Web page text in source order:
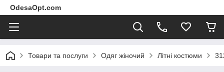
OdesaOpt.com
Товари та послуги Одяг жіночий Літні костюми